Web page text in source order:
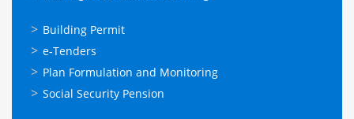
ഓണ്‍ലൈന്‍
സേവനങ്ങള്‍
Building Permit
e-Tenders
Plan Formulation and Monitoring
Social Security Pension